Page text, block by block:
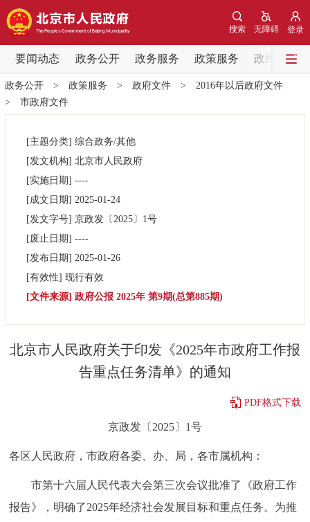
登录
无障碍
搜索
要闻动态 政务公开 政务服务 政策服务 政民互动
要闻动态
党中央精神 国务院信息 中央部委动态
各区热点
市领导
决策公开 专题公开
部门服务
中介服务 阳光政务
政民互动
政务公开> 政策服务 > 政府文件> 2016年以后政府文件
> 市政府文件
[主题分类] 综合政务/其他
[发文机构] 北京市人民政府
[实施日期] ----
[成文日期] 2025-01-24
[发文字号] 京政发〔2025〕 1号
[废止日期] ----
[发布日期] 2025-01-26
[有效性] 现行有效
[文件来源] 政府公报 2025年 第9期(总第885期)
北京市人民政府关于印发《2025年市政府工作报
告重点任务清单》的通知
PDF格式下载
京政发〔2025〕1号
各区人民政府，市政府各委、办、局，各市属机构：
市第十六届人民代表大会第三次会议批准了《政府工作
报告》，明确了2025年经济社会发展目标和重点任务。为推